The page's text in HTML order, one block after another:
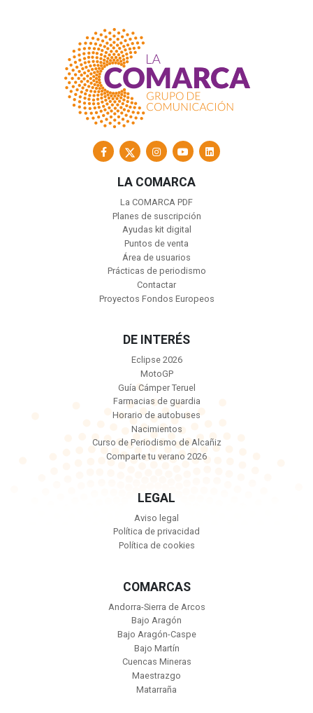
LA COMARCA
La COMARCA PDF
Planes de suscripción
Ayudas kit digital
Puntos de venta
Área de usuarios
Prácticas de periodismo
Contactar
Proyectos Fondos Europeos
DE INTERÉS
Eclipse 2026
MotoGP
Guía Cámper Teruel
Farmacias de guardia
Horario de autobuses
Nacimientos
Curso de Periodismo de Alcañiz
Comparte tu verano 2026
LEGAL
Aviso legal
Política de privacidad
Política de cookies
COMARCAS
Andorra-Sierra de Arcos
Bajo Aragón
Bajo Aragón-Caspe
Bajo Martín
Cuencas Mineras
Maestrazgo
Matarraña